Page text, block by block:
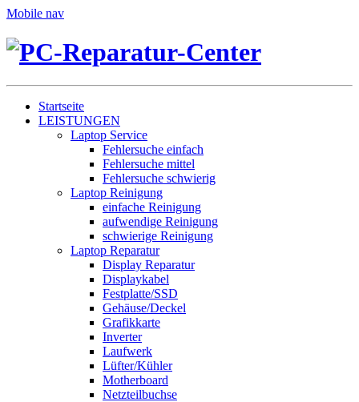
Mobile nav
Startseite
LEISTUNGEN
Laptop Service
Fehlersuche einfach
Fehlersuche mittel
Fehlersuche schwierig
Laptop Reinigung
einfache Reinigung
aufwendige Reinigung
schwierige Reinigung
Laptop Reparatur
Display Reparatur
Displaykabel
Festplatte/SSD
Gehäuse/Deckel
Grafikkarte
Inverter
Laufwerk
Lüfter/Kühler
Motherboard
Netzteilbuchse